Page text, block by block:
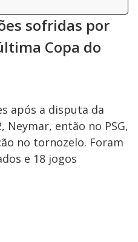
sofridas por
Copa do
após a disputa da
Neymar, então no PSG,
no tornozelo. Foram
e 18 jogos